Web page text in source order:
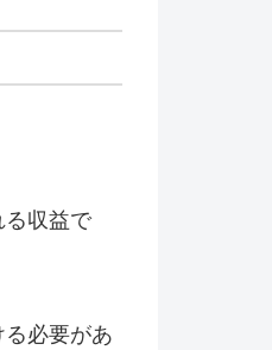
る収益で
必要があ